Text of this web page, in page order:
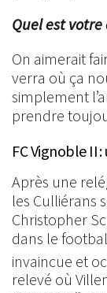
Quel est votre
On aimerait
verra où ça
simplement
prendre
FC Vignoble II
Après une
les Culliérans
Christopher
dans le
invaincue et
relevé où